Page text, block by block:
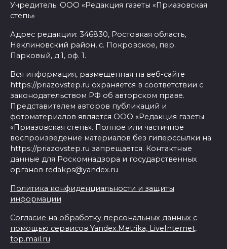
Учредитель: ООО «Редакция газеты «Приазовская
степь»
Адрес редакции: 346830, Ростовкая область,
Неклиновский район, с. Покровское, пер.
Парковый, д.1, оф. 1.
Вся информация, размещенная на веб-сайте
https://priazovstep.ru охраняется в соответствии с
законодательством РФ об авторском праве.
Представителем авторов публикаций и
фотоматериалов является ООО «Редакция газеты
«Приазовская степь». Полное или частичное
воспроизведение материалов без гиперссылки на
https://priazovstep.ru запрещается. Контактные
данные для Роскомнадзора и государственных
органов redakps@yandex.ru
Политика конфиденциальности и защиты
информации
Согласие на обработку персональных данных с
помощью сервисов Yandex.Metrika, LiveInternet,
top.mail.ru